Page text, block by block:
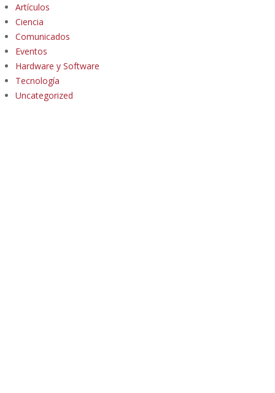
Artículos
Ciencia
Comunicados
Eventos
Hardware y Software
Tecnología
Uncategorized